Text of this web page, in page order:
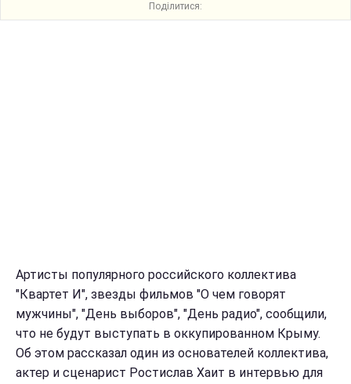
Поділитися:
Артисты популярного российского коллектива
"Квартет И", звезды фильмов "О чем говорят
мужчины", "День выборов", "День радио", сообщили,
что не будут выступать в оккупированном Крыму.
Об этом рассказал один из основателей коллектива,
актер и сценарист Ростислав Хаит в интервью для